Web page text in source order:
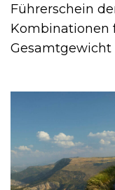
Führerschein
Kombinationen